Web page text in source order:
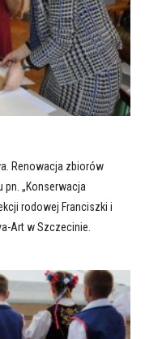
Renowacja zbiorów
„Konserwacja
rodowej Franciszki i
Art w Szczecinie.